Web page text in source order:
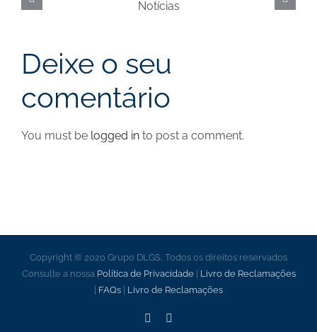
Segurança Social de
Deixe o seu
comentário
You must be logged in to post a comment.
Copyright © 2020 Grupo DLGS, Todos os direitos reservados
Consulte a nossa Política de Privacidade| Livro de Reclamações
| FAQs | Livro de Reclamações
Facebook